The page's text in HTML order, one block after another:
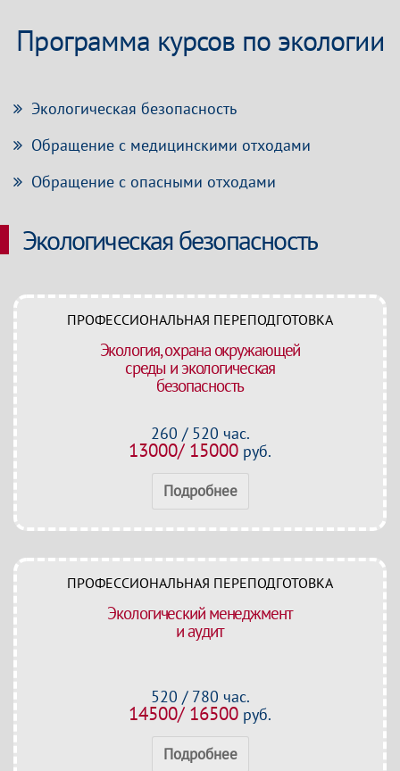
Программа курсов по экологии
Экологическая безопасность
Обращение с медицинскими отходами
Обращение с опасными отходами
Экологическая безопасность
ПРОФЕССИОНАЛЬНАЯ ПЕРЕПОДГОТОВКА
Экология, охрана окружающей
среды и экологическая
безопасность
260 / 520 час.
13000/ 15000 руб.
Подробнее
ПРОФЕССИОНАЛЬНАЯ ПЕРЕПОДГОТОВКА
Экологический менеджмент
и аудит
520 / 780 час.
14500/ 16500 руб.
Подробнее